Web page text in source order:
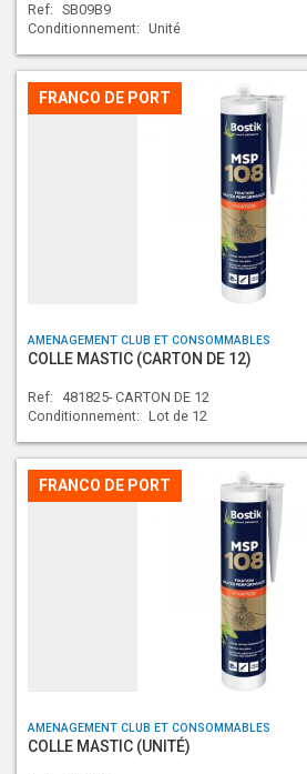
Ref: SB09B9
Conditionnement: Unité
FRANCO DE PORT
AMENAGEMENT CLUB ET CONSOMMABLES
COLLE MASTIC (CARTON DE 12)
Ref:
481825- CARTON DE 12
Conditionnement: Lot de 12
FRANCO DE PORT
AMENAGEMENT CLUB ET CONSOMMABLES
COLLE MASTIC (UNITÉ)